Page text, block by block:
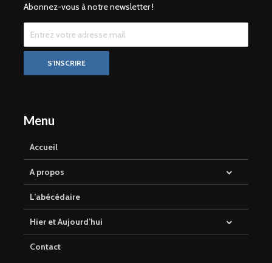
Abonnez-vous à notre newsletter !
Menu
Accueil
A propos
L’abécédaire
Hier et Aujourd’hui
Contact